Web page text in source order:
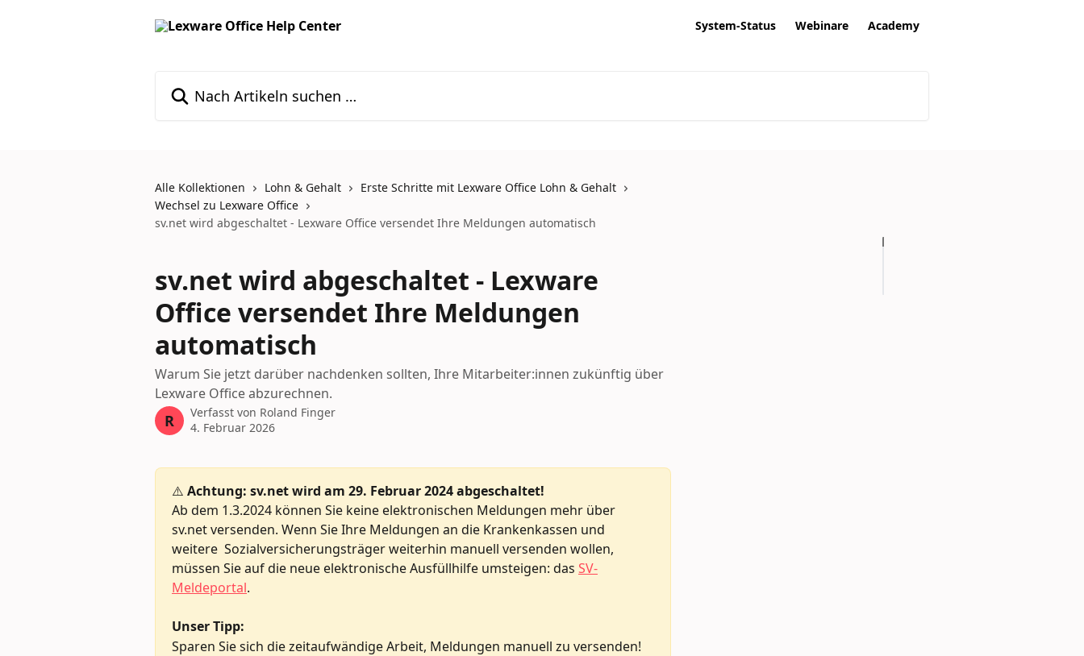
System-Status Webinare Academy
Alle Kollektionen Lohn & Gehalt
Erste Schritte mit Lexware Office Lohn & Gehalt
Wechsel zu Lexware Office
sv.net wird abgeschaltet - Lexware Office versendet Ihre Meldungen automatisch
sv.net wird abgeschaltet - Lexware
Office versendet Ihre Meldungen
automatisch
Warum Sie jetzt darüber nachdenken sollten, Ihre Mitarbeiter:innen zukünftig über
Lexware Office abzurechnen.
R Verfasst von Roland Finger
4. Februar 2026
⚠️ Achtung: sv.net wird am 29. Februar 2024 abgeschaltet!
Ab dem 1.3.2024 können Sie keine elektronischen Meldungen mehr über
sv.net versenden. Wenn Sie Ihre Meldungen an die Krankenkassen und
weitere  Sozialversicherungsträger weiterhin manuell versenden wollen,
müssen Sie auf die neue elektronische Ausfüllhilfe umsteigen: das SV-
Meldeportal.
Unser Tipp:
Sparen Sie sich die zeitaufwändige Arbeit, Meldungen manuell zu versenden!